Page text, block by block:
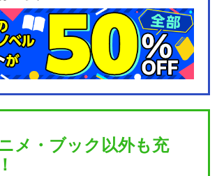
メ・ブック以外も充